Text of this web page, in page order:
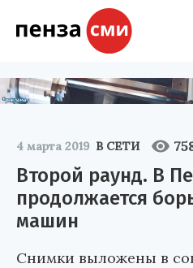
4 марта 2019 В СЕТИ
Второй раунд. В
продолжается
машин
Снимки выложены в